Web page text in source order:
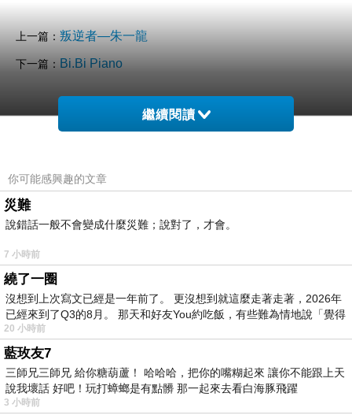
上一篇： 叛逆者—朱一龍
下一篇： Bi.Bi Piano
繼續閱讀
你可能感興趣的文章
災難
說錯話一般不會變成什麼災難；說對了，才會。
7 小時前
繞了一圈
沒想到上次寫文已經是一年前了。 更沒想到就這麼走著走著，2026年
已經來到了Q3的8月。 那天和好友You約吃飯，有些難為情地說「覺得
20 小時前
藍玫友7
三師兄三師兄 給你糖葫蘆！ 哈哈哈，把你的嘴糊起來 讓你不能跟上天
說我壞話 好吧！玩打蟑螂是有點髒 那一起來去看白海豚飛躍
3 小時前